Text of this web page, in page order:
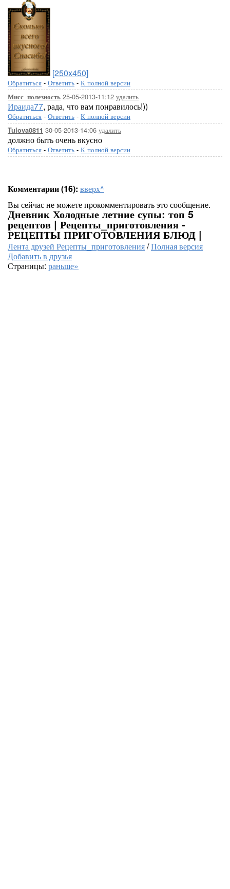
[250x450]
Обратиться - Ответить - К полной версии
Мисс_полезность 25-05-2013-11:12 удалить
Ираида77, рада, что вам понравилось!))
Обратиться - Ответить - К полной версии
Tulova0811 30-05-2013-14:06 удалить
должно быть очень вкусно
Обратиться - Ответить - К полной версии
Комментарии (16): вверх^
Вы сейчас не можете прокомментировать это сообщение.
Дневник Холодные летние супы: топ 5
рецептов | Рецепты_приготовления -
РЕЦЕПТЫ ПРИГОТОВЛЕНИЯ БЛЮД |
Лента друзей Рецепты_приготовления/Полная версия
Добавить в друзья
Страницы: раньше»